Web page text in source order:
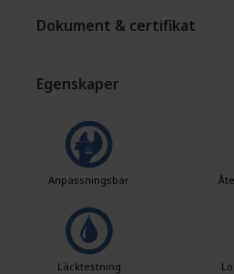
Dokument & certifikat
Egenskaper
Anpassningsbar
Läcktestning